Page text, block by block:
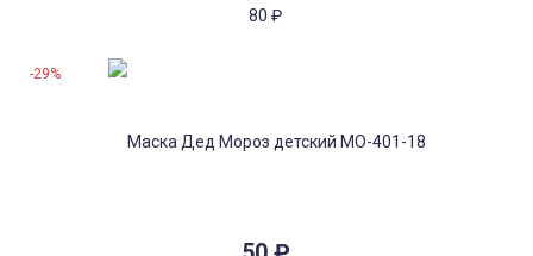
80 ₽
-29%